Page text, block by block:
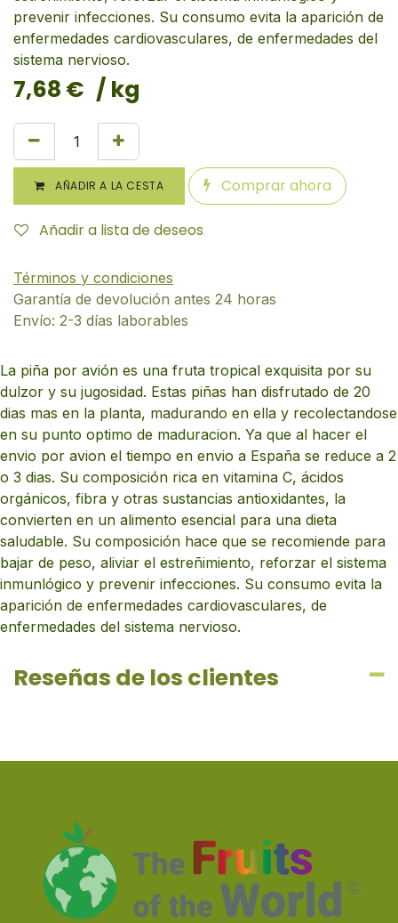
prevenir infecciones. Su consumo evita la aparición de
enfermedades cardiovasculares, de enfermedades del
sistema nervioso.
7,68 € / kg
AÑADIR A LA CESTA Comprar ahora
Añadir a lista de deseos
Términos y condiciones
Garantía de devolución antes 24 horas
Envío: 2-3 días laborables
La piña por avión es una fruta tropical exquisita por su
dulzor y su jugosidad. Estas piñas han disfrutado de 20
dias mas en la planta, madurando en ella y recolectandose
en su punto optimo de maduracion. Ya que al hacer el
envio por avion el tiempo en envio a España se reduce a 2
o 3 dias. Su composición rica en vitamina C, ácidos
orgánicos, fibra y otras sustancias antioxidantes, la
convierten en un alimento esencial para una dieta
saludable. Su composición hace que se recomiende para
bajar de peso, aliviar el estreñimiento, reforzar el sistema
inmunlógico y prevenir infecciones. Su consumo evita la
aparición de enfermedades cardiovasculares, de
enfermedades del sistema nervioso.
Reseñas de los clientes